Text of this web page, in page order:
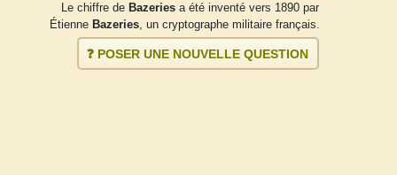
Le chiffre de Bazeriesa été inventé vers 1890 par
Étienne Bazeries , un cryptographe militaire français.
❓ POSER UNE NOUVELLE QUESTION